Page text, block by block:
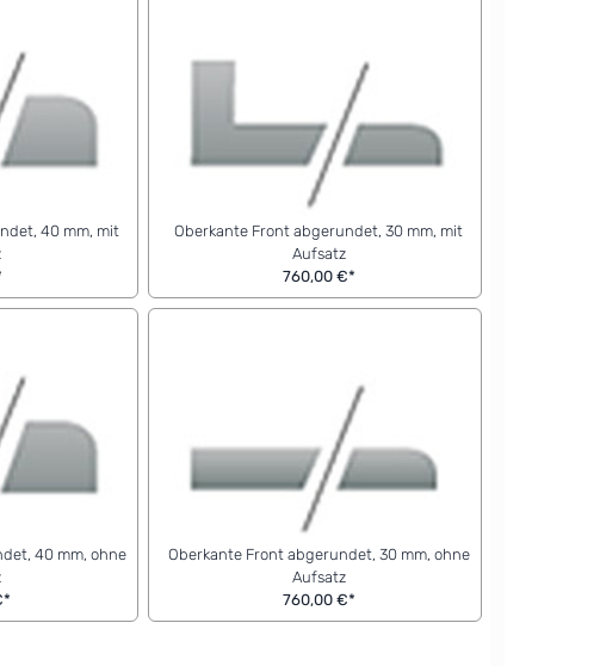
40 mm, mit
Oberkante Front abgerundet, 30 mm, mit
Aufsatz
760,00 €*
40 mm, ohne
Oberkante Front abgerundet, 30 mm, ohne
Aufsatz
760,00 €*